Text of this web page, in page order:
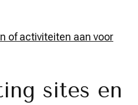
of activiteiten aan voor
sites en